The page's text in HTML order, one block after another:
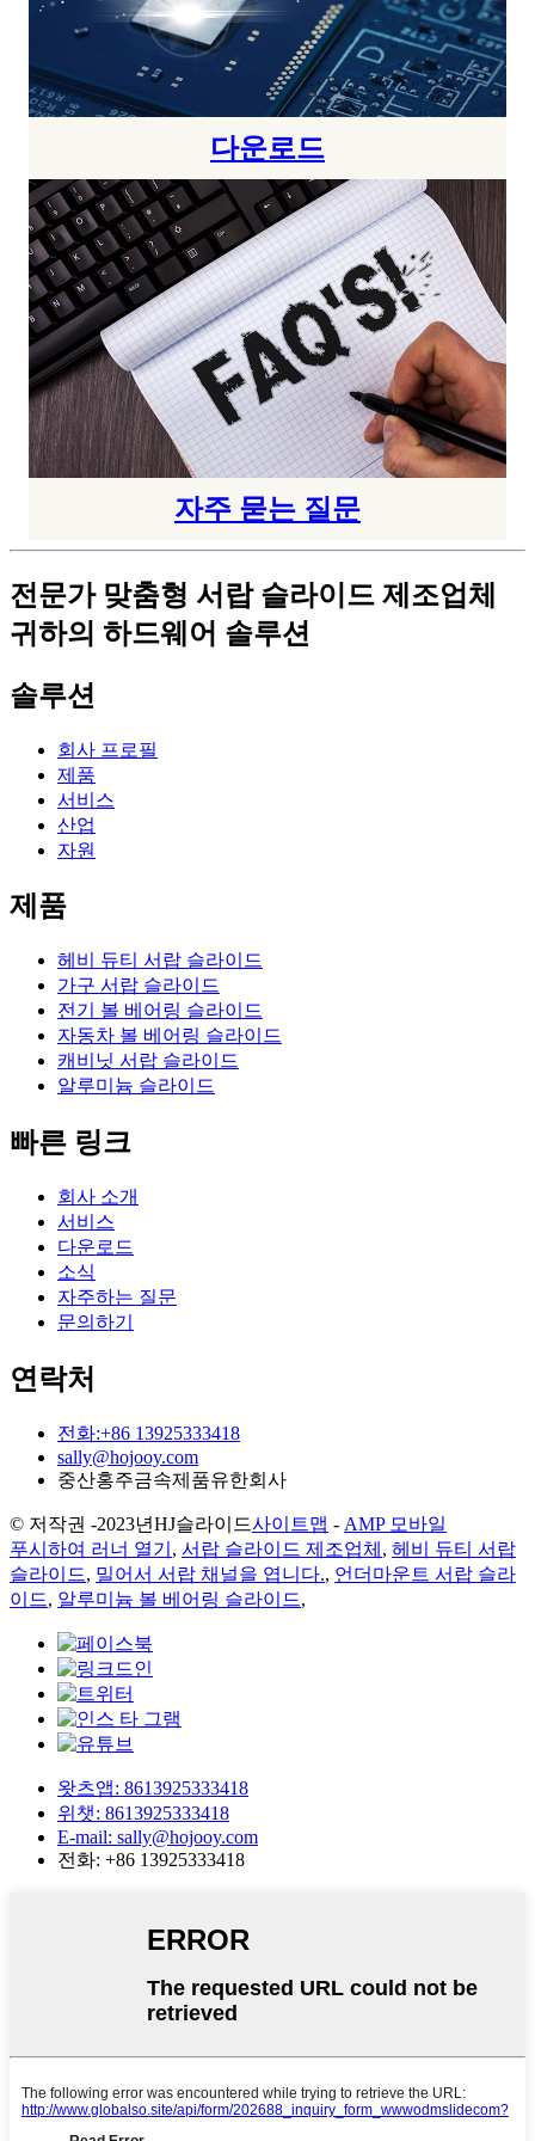
다운로드
자주 묻는 질문
전문가 맞춤형 서랍 슬라이드 제조업체
귀하의 하드웨어 솔루션
솔루션
회사 프로필
제품
서비스
산업
자원
제품
헤비 듀티 서랍 슬라이드
가구 서랍 슬라이드
전기 볼 베어링 슬라이드
자동차 볼 베어링 슬라이드
캐비닛 서랍 슬라이드
알루미늄 슬라이드
빠른 링크
회사 소개
서비스
다운로드
소식
자주하는 질문
문의하기
연락처
전화:+86 13925333418
sally@hojooy.com
중산홍주금속제품유한회사
© 저작권 -2023년HJ슬라이드사이트맵 - AMP 모바일
푸시하여 러너 열기 , 서랍 슬라이드 제조업체 , 헤비 듀티 서랍
슬라이드, 밀어서 서랍 채널을 엽니다., 언더마운트 서랍 슬라
이드, 알루미늄 볼 베어링 슬라이드,
왓츠앱: 8613925333418
위챗: 8613925333418
E-mail: sally@hojooy.com
전화: +86 13925333418